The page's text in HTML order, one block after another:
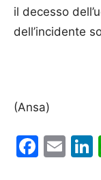
il decesso
dell’incidente
(Ansa)